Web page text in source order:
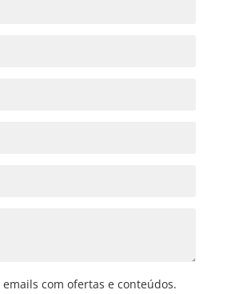
com ofertas e conteúdos.